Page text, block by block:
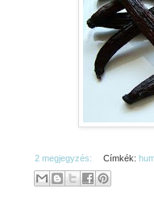
2 megjegyzés: Címkék: